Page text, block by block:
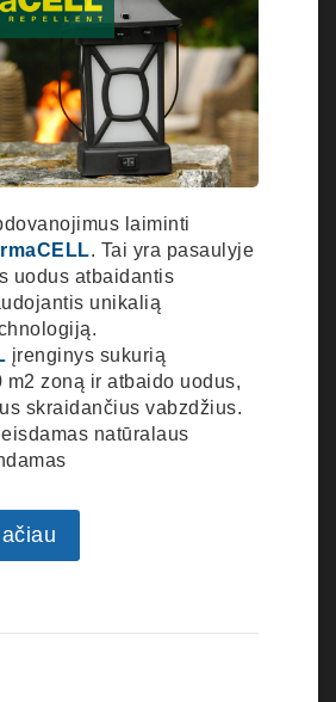
laiminti
. Tai yra pasaulyje
uodus atbaidantis
unikalią
įrenginys sukurią
m2 zoną ir atbaido uodus,
skraidančius vabzdžius.
natūralaus